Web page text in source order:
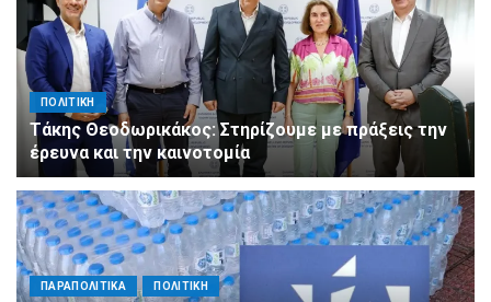
ΠΟΛΙΤΙΚΗ
Τάκης Θεοδωρικάκος: Στηρίζουμε με πράξεις την
έρευνα και την καινοτομία
ΠΑΡΑΠΟΛΙΤΙΚΑ ΠΟΛΙΤΙΚΗ